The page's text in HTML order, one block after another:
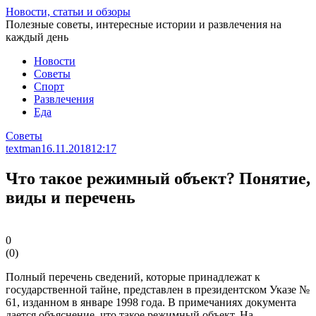
Перейти
к
статье
Новости, статьи и обзоры
Полезные советы, интересные истории и развлечения на
каждый день
Новости
Советы
Спорт
Развлечения
Еда
Советы
textman16.11.201812:17
Что такое режимный объект? Понятие,
виды и перечень
0
(0)
Полный перечень сведений, которые принадлежат к
государственной тайне, представлен в президентском Указе №
61, изданном в январе 1998 года. В примечаниях документа